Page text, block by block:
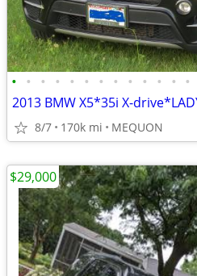
• • • • • • • • • • • • •
8/7 170k mi MEQUON
$29,000